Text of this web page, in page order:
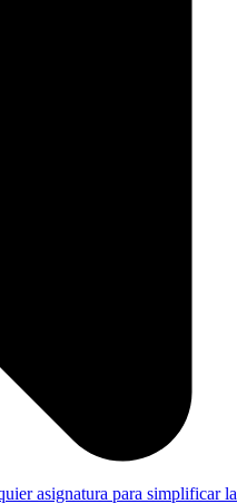
asignatura para simplificar la